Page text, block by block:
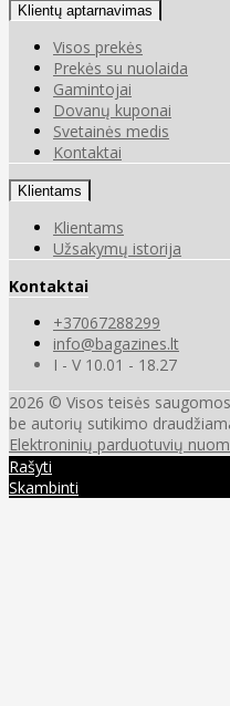
Klientų aptarnavimas
Visos prekės
Prekės su nuolaida
Gamintojai
Dovanų kuponai
Svetainės medis
Kontaktai
Klientams
Klientams
Užsakymų istorija
Kontaktai
+37067288299
info@bagazines.lt
I - V 10.01 - 18.27
2026 © Visos teisės
be autorių sutikimo
Elektroninių parduotuvių
Rašyti
Skambinti